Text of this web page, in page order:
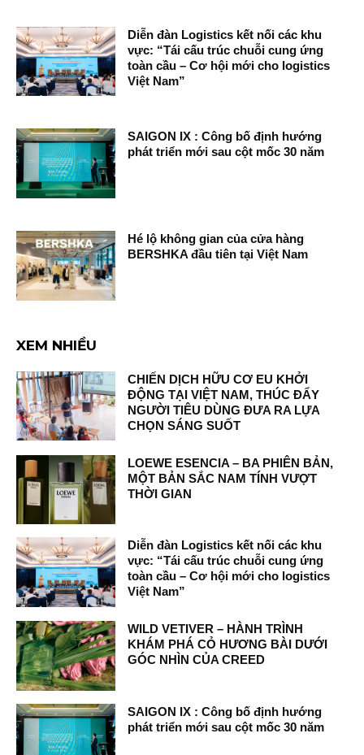
Diễn đàn Logistics kết nối các khu
vực: “Tái cấu trúc chuỗi cung ứng
toàn cầu – Cơ hội mới cho logistics
Việt Nam”
SAIGON IX : Công bố định hướng
phát triển mới sau cột mốc 30 năm
Hé lộ không gian của cửa hàng
BERSHKA đầu tiên tại Việt Nam
XEM NHIỀU
CHIẾN DỊCH HỮU CƠ EU KHỞI
ĐỘNG TẠI VIỆT NAM, THÚC ĐẨY
NGƯỜI TIÊU DÙNG ĐƯA RA LỰA
CHỌN SÁNG SUỐT
LOEWE ESENCIA – BA PHIÊN BẢN,
MỘT BẢN SẮC NAM TÍNH VƯỢT
THỜI GIAN
Diễn đàn Logistics kết nối các khu
vực: “Tái cấu trúc chuỗi cung ứng
toàn cầu – Cơ hội mới cho logistics
Việt Nam”
WILD VETIVER – HÀNH TRÌNH
KHÁM PHÁ CỎ HƯƠNG BÀI DƯỚI
GÓC NHÌN CỦA CREED
SAIGON IX : Công bố định hướng
phát triển mới sau cột mốc 30 năm